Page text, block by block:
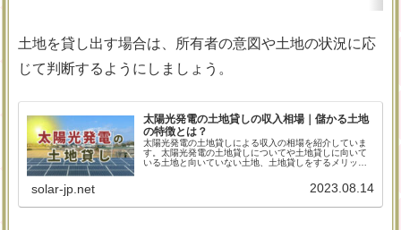
土地を貸し出す場合は、所有者の意図や土地の状況に応
じて判断するようにしましょう。
太陽光発電の土地貸しの収入相場｜儲かる土地
の特徴とは？
太陽光発電の土地貸しによる収入の相場を紹介していま
す。太陽光発電の土地貸しについてや土地貸しに向いて
いる土地と向いていない土地、土地貸しをするメリット
を検討中の方は、参考にしてみてください。
solar-jp.net 2023.08.14